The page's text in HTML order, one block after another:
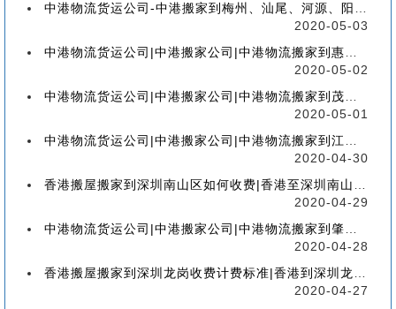
中港物流货运公司-中港搬家到梅州、汕尾、河源、阳江、清远的流程、价格和收费标准
2020-05-03
中港物流货运公司|中港搬家公司|中港物流搬家到惠州流程、联运、包装、价格、电话、标准
2020-05-02
中港物流货运公司|中港搬家公司|中港物流搬家到茂名流程、联运、包装、价格、电话、标准
2020-05-01
中港物流货运公司|中港搬家公司|中港物流搬家到江门流程、联运、包装、价格、电话、标准
2020-04-30
香港搬屋搬家到深圳南山区如何收费|香港至深圳南山区搬屋搬家流程、分类、包装、价格
2020-04-29
中港物流货运公司|中港搬家公司|中港物流搬家到肇庆流程、联运、包装、价格、电话、标准
2020-04-28
香港搬屋搬家到深圳龙岗收费计费标准|香港到深圳龙岗区搬家如何收费【香港搬家到龙岗】
2020-04-27